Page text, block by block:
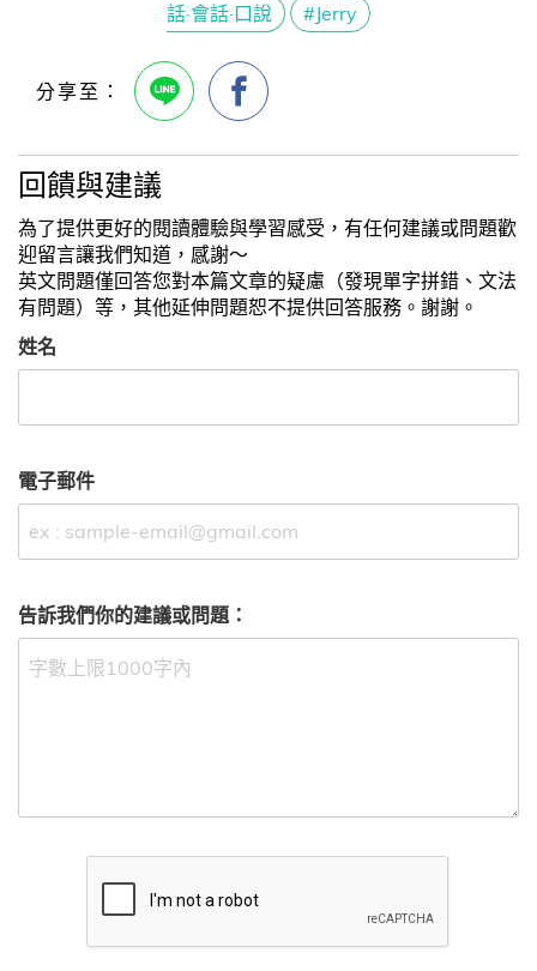
話·會話·口說
#Jerry
回饋與建議
為了提供更好的閱讀體驗與學習感受，有任何建議或問題歡
迎留言讓我們知道，感謝～
英文問題僅回答您對本篇文章的疑慮（發現單字拼錯、文法
有問題）等，其他延伸問題恕不提供回答服務。謝謝。
姓名
電子郵件
告訴我們你的建議或問題：